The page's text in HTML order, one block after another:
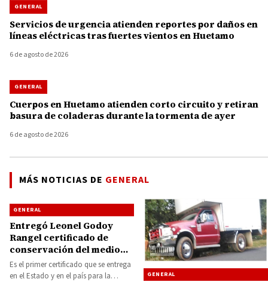
GENERAL
Servicios de urgencia atienden reportes por daños en
líneas eléctricas tras fuertes vientos en Huetamo
6 de agosto de 2026
GENERAL
Cuerpos en Huetamo atienden corto circuito y retiran
basura de coladeras durante la tormenta de ayer
6 de agosto de 2026
MÁS NOTICIAS DE GENERAL
GENERAL
Entregó Leonel Godoy
Rangel certificado de
conservación del medio
ambiente a la comunidad
indígena de Tingambato
Es el primer certificado que se entrega
en el Estado y en el país para la
GENERAL